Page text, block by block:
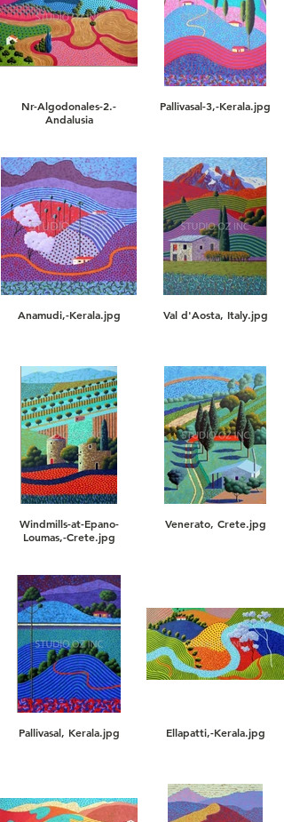
Nr-Algodonales-2.-
Andalusia
Pallivasal-3,-Kerala.jpg
Anamudi,-Kerala.jpg Val d'Aosta, Italy.jpg
Windmills-at-Epano-
Loumas,-Crete.jpg
Venerato, Crete.jpg
Pallivasal, Kerala.jpg Ellapatti,-Kerala.jpg